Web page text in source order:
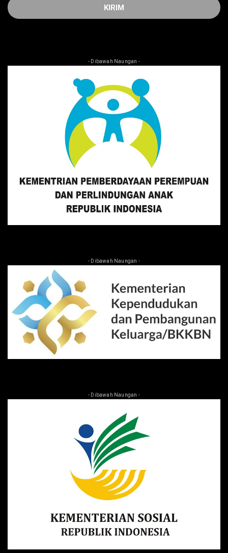
- Dibawah Naungan -
- Dibawah Naungan -
- Dibawah Naungan -